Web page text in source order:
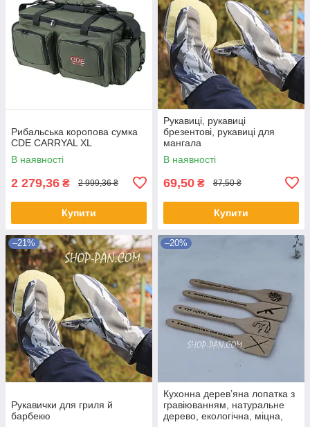
Рибальська коропова сумка
CDE CARRYAL XL
В наявності
2 279,36 ₴ 2 999,36 ₴
Купити
Рукавиці, рукавиці
брезентові, рукавиці для
мангала
В наявності
69,50 ₴ 87,50 ₴
Купити
–21%
Рукавички для гриля й
барбекю
–20%
Кухонна дерев’яна лопатка з
гравіюванням, натуральне
дерево, екологічна, міцна,